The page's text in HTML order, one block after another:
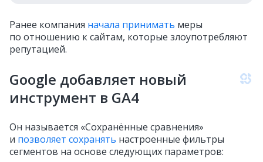
Ранее компания начала принимать меры
по отношению к сайтам, которые злоупотребляют
репутацией.
Google добавляет новый
инструмент в GA4
Он называется «Сохранённые сравнения»
и позволяет сохранять настроенные фильтры
сегментов на основе следующих параметров: